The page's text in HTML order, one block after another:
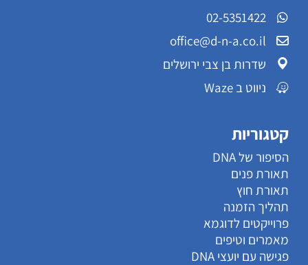
02-5351422
office@d-n-a.co.il
שדרות בן צבי ירושלים
ניווט ב Waze
קטגוריות
הסיפור של DNA
תאורת פנים
תאורת חוץ
תהליך הזמנה
פרוייקטים לדוגמא
מאמרים וטיפים
פגישה עם יועצי DNA